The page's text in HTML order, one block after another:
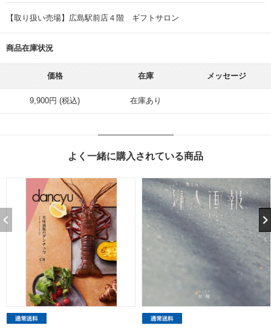
【取り扱い売場】広島駅前店４階 ギフトサロン
商品在庫状況
価格 在庫 メッセージ
9,900円 (税込) 在庫あり
よく一緒に購入されている商品